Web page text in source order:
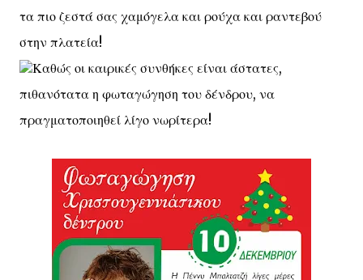
τα πιο ζεστά σας χαμόγελα και ρούχα και ραντεβού
στην πλατεία!
Καθώς οι καιρικές συνθήκες είναι άστατες,
πιθανότατα η φωταγώγηση του δένδρου, να
πραγματοποιηθεί λίγο νωρίτερα!